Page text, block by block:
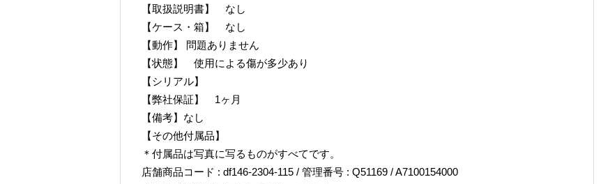
【取扱説明書】 なし
【ケース・箱】 なし
【動作】 問題ありません
【状態】 使用による傷が多少あり
【シリアル】
【弊社保証】 1ヶ月
【備考】なし
【その他付属品】
＊付属品は写真に写るものがすべてです。
店舗商品コード : df146-2304-115 / 管理番号 : Q51169 / A7100154000